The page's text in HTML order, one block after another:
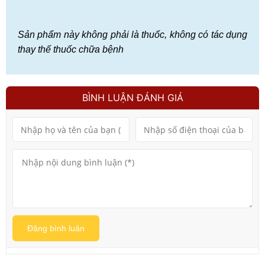
Sản phẩm này không phải là thuốc, không có tác dụng
thay thế thuốc chữa bệnh
BÌNH LUẬN ĐÁNH GIÁ
Đăng bình luận